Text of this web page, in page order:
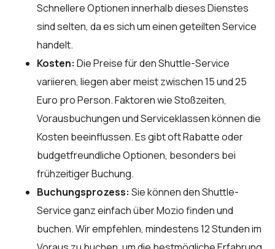
Schnellere Optionen innerhalb dieses Dienstes
sind selten, da es sich um einen geteilten Service
handelt.
Kosten: Die Preise für den Shuttle-Service
variieren, liegen aber meist zwischen 15 und 25
Euro pro Person. Faktoren wie Stoßzeiten,
Vorausbuchungen und Serviceklassen können die
Kosten beeinflussen. Es gibt oft Rabatte oder
budgetfreundliche Optionen, besonders bei
frühzeitiger Buchung.
Buchungsprozess: Sie können den Shuttle-
Service ganz einfach überMoziofinden und
buchen. Wir empfehlen, mindestens 12 Stunden im